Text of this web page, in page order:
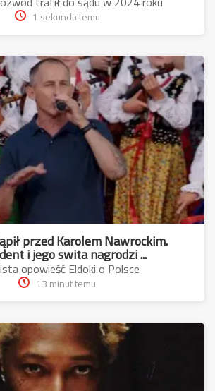
1 sekunda temu
przed Karolem Nawrockim.
i jego swita nagrodzi ...
opowieść Eldoki o Polsce
13 minut temu